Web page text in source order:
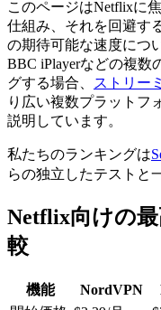
このページはNetflixに
仕組み、それを回避す
の期待可能な速度につ
BBC iPlayerなどの複数
グする場合、 ストリー
り広い複数プラットフ
説明しています。
私たちのランキングは
らの独立したテストと
Netflix向けの
較
機能 NordVPN